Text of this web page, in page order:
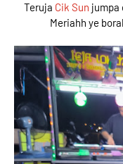
Teruja Cik Sun jumpa
Meriahh ye